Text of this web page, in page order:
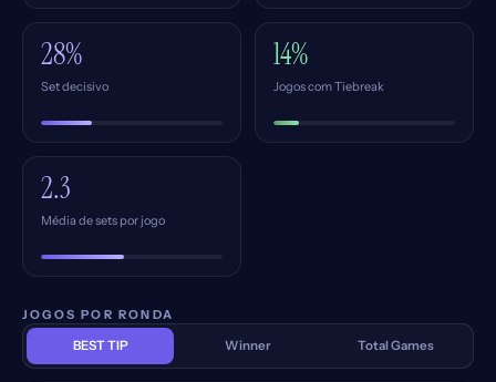
28%
Set decisivo
14%
Jogos com Tiebreak
2.3
Média de sets por jogo
JOGOS POR RONDA
BEST TIP
Winner Total Games